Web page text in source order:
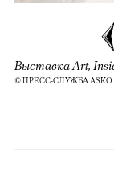
Выставка Art,
© ПРЕСС-СЛУЖБА ASKO